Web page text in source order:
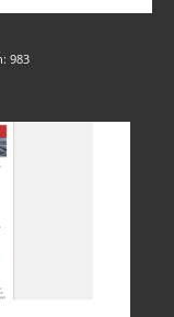
983